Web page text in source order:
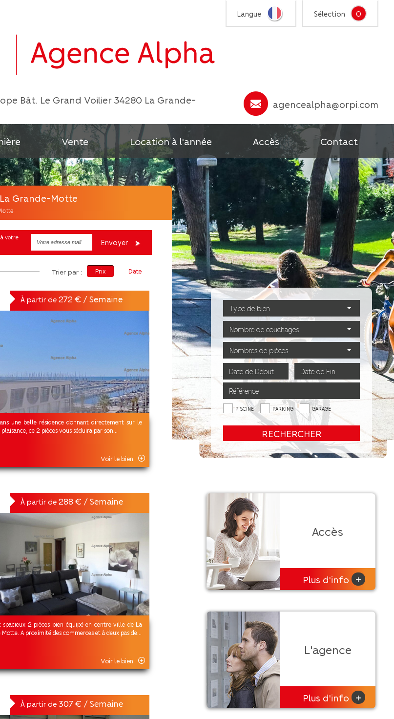
Langue Sélection 0
agencealpha@orpi.com
Bât. Le Grand Voilier 34280 La Grande-
Vente Location à l'année Accès Contact
Type de bien
Nombre de couchages
Nombres de pièces
PISCINE PARKING GARAGE
RECHERCHER
La Grande-Motte
Envoyer
Trier par : Prix Date
À partir de272 € / Semaine
une belle résidence donnant directement sur le
ce 2 pièces vous séduira par son...
Voir le bien
À partir de288 € / Semaine
spacieux 2 pièces bien équipé en centre ville de La
A proximité des commerces et à deux pas de...
Voir le bien
À partir de307 € / Semaine
Accès
Plus d'info +
L'agence
Plus d'info +